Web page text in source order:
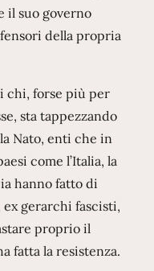
il suo governo
della propria
chi, forse più per
sta tappezzando
Nato, enti che in
come l’Italia, la
hanno fatto di
gerarchi fascisti,
proprio il
fatta la resistenza.